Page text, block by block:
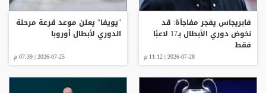
فابريجاس يفجر مفاجأة: قد
نخوض دوري الأبطال بـ17 لاعبًا
فقط
2026-07-28 | 11:12 م
"يويفا" يعلن موعد قرعة مرحلة
الدوري لأبطال أوروبا
2026-07-25 | 07:39 م